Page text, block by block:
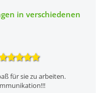
in verschiedenen
für sie zu arbeiten.